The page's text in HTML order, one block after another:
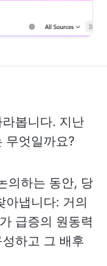
봅니다. 지난
무엇일까요?
의하는 동안, 당
아냅니다: 거의
급증의 원동력
하고 그 배후